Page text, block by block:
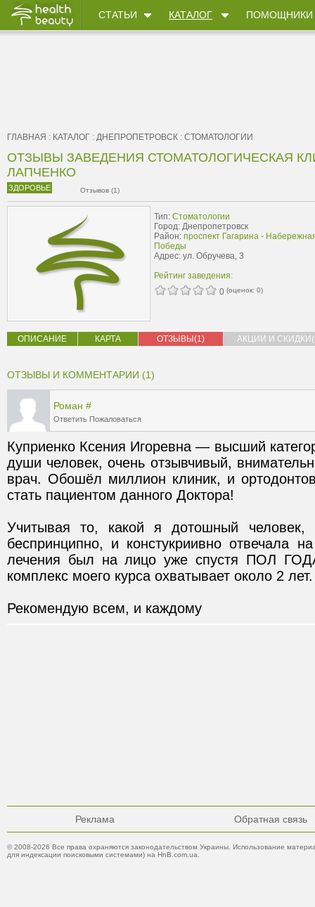
СТАТЬИ КАТАЛОГ ПОМОЩНИКИ
ГЛАВНАЯ : КАТАЛОГ : ДНЕПРОПЕТРОВСК : СТОМАТОЛОГИИ
ОТЗЫВЫ ЗАВЕДЕНИЯ СТОМАТОЛОГИЧЕСКАЯ
ЛАПЧЕНКО
ЗДОРОВЬЕ Отзывов (1)
Тип: Стоматологии
Город: Днепропетровск
Район: проспект Гагарина -
Победы
Адрес: ул. Обручева, 3
Рейтинг заведения:
0 (оценок: 0)
ОПИСАНИЕ КАРТА ОТЗЫВЫ(1) АКЦИИ И
ОТЗЫВЫ И КОММЕНТАРИИ (1)
Роман #
Ответить Пожаловаться
Куприенко Ксения Игоревна — высший
души человек, очень отзывчивый,
врач. Обошёл миллион клиник, и
Учитывая то, какой я дотошный человек,
беспринципно, и констукриивно отвечала
лечения был на лицо уже спустя ПОЛ
Рекомендую всем, и каждому
Реклама Обратная связь
© 2008-2026 Все права охраняются законодательством Украины. Использование
для индексации поисковыми системами) на HnB.com.ua.